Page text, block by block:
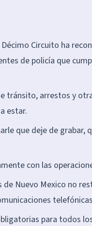
Circuito ha
de policía que
tránsito, arrestos y
estar.
que deje de
con las
de Nuevo Mexico no
para todos